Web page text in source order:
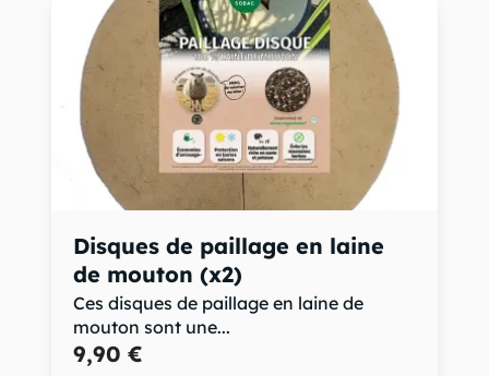
Disques de paillage en laine
de mouton (x2)
Ces disques de paillage en laine de
mouton sont une...
9,90 €